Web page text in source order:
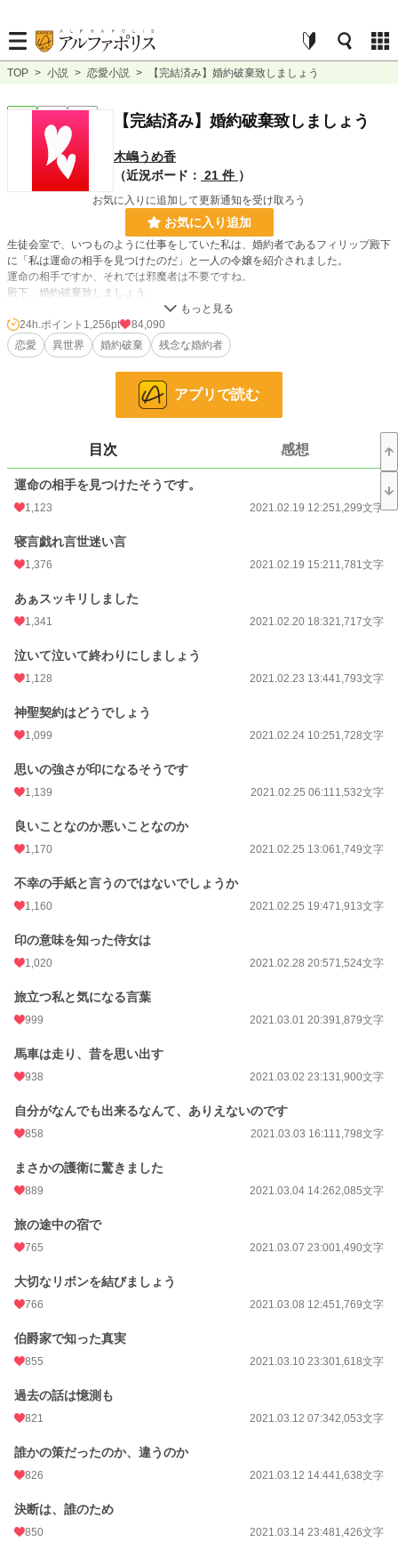
TOP > 小説 > 恋愛小説 > 【完結済み】婚約破棄致しましょう
完結 長編 【完結済み】婚約破棄致しましょう
木嶋うめ香
（近況ボード： 21 件 ）
お気に入りに追加して更新通知を受け取ろう
お気に入り追加
生徒会室で、いつものように仕事をしていた私は、婚約者であるフィリップ殿下
に「私は運命の相手を見つけたのだ」と一人の令嬢を紹介されました。
運命の相手ですか、それでは邪魔者は不要ですね。
殿下、婚約破棄致しましょう。
第16回恋愛小説大賞 奨励賞頂きました。
応援して下さった皆様ありがとうございます。
リクエスト頂いたお話の更新はもうしばらくお待ち下さいませ。
1,006 位 / 228,621 件
9,751
24h.ポイント 1,256 pt
更新日時 2021.07.11 23:51
月間ポイント
年間ポイント 597,615 pt (792 位)
累計ポイント
24h.ポイント 1,256pt
84,090
恋愛
異世界 婚約破棄 残念な婚約者
アプリで読む
目次 感想
運命の相手を見つけたそうです。
1,123 2021.02.19 12:251,299文字
寝言戯れ言世迷い言
1,376 2021.02.19 15:211,781文字
あぁスッキリしました
1,341 2021.02.20 18:321,717文字
泣いて泣いて終わりにしましょう
1,128 2021.02.23 13:441,793文字
神聖契約はどうでしょう
1,099 2021.02.24 10:251,728文字
思いの強さが印になるそうです
1,139 2021.02.25 06:111,532文字
良いことなのか悪いことなのか
1,170 2021.02.25 13:061,749文字
不幸の手紙と言うのではないでしょうか
1,160 2021.02.25 19:471,913文字
印の意味を知った侍女は
1,020 2021.02.28 20:571,524文字
旅立つ私と気になる言葉
999 2021.03.01 20:391,879文字
馬車は走り、昔を思い出す
938 2021.03.02 23:131,900文字
自分がなんでも出来るなんて、ありえないのです
858 2021.03.03 16:111,798文字
まさかの護衛に驚きました
889 2021.03.04 14:262,085文字
旅の途中の宿で
765 2021.03.07 23:001,490文字
大切なリボンを結びましょう
766 2021.03.08 12:451,769文字
伯爵家で知った真実
855 2021.03.10 23:301,618文字
過去の話は憶測も
821 2021.03.12 07:342,053文字
誰かの策だったのか、違うのか
826 2021.03.12 14:441,638文字
決断は、誰のため
850 2021.03.14 23:481,426文字